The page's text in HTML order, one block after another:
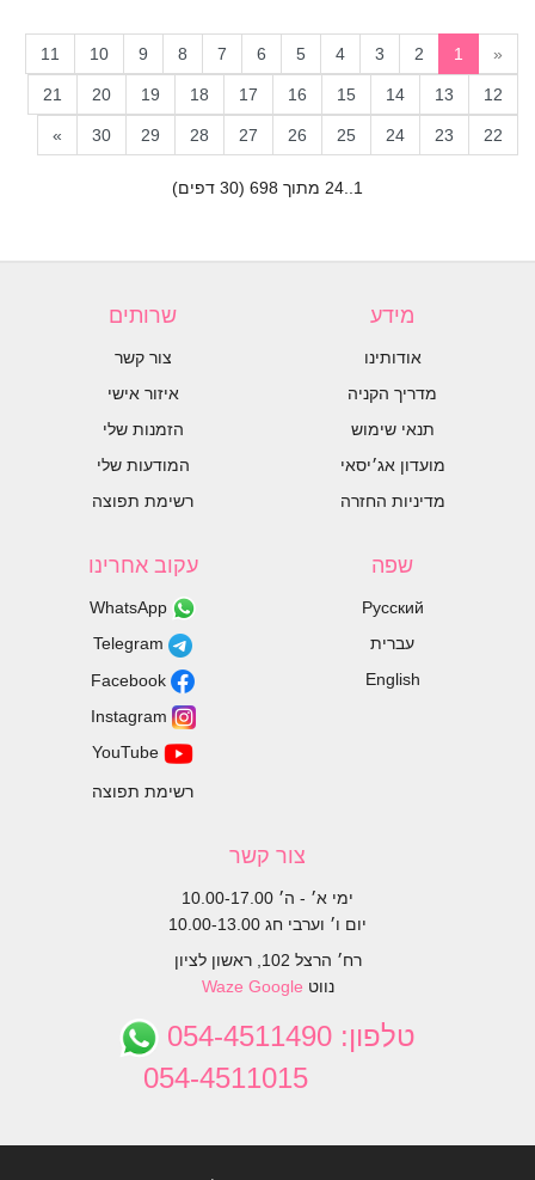
«
1
2
3
4
5
6
7
8
9
10
11
12
13
14
15
16
17
18
19
20
21
22
23
24
25
26
27
28
29
30
»
1..24 מתוך 698 (30 דפים)
מידע
אודותינו
מדריך הקניה
תנאי שימוש
מועדון אג׳יסאי
מדיניות החזרה
שרותים
צור קשר
איזור אישי
הזמנות שלי
המודעות שלי
רשימת תפוצה
שפה
Русский
עברית
English
עקוב אחרינו
רשימת תפוצה
צור קשר
ימי א׳ - ה׳ 10.00-17.00
יום ו׳ וערבי חג 10.00-13.00
רח׳ הרצל 102, ראשון לציון
נווט
Waze Google
טלפון: 054-4511490
054-4511015